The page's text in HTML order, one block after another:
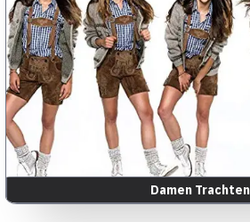
Damen Trachten